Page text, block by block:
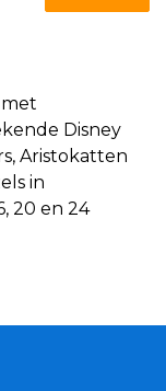
Disney
Aristokatten
in
20 en 24